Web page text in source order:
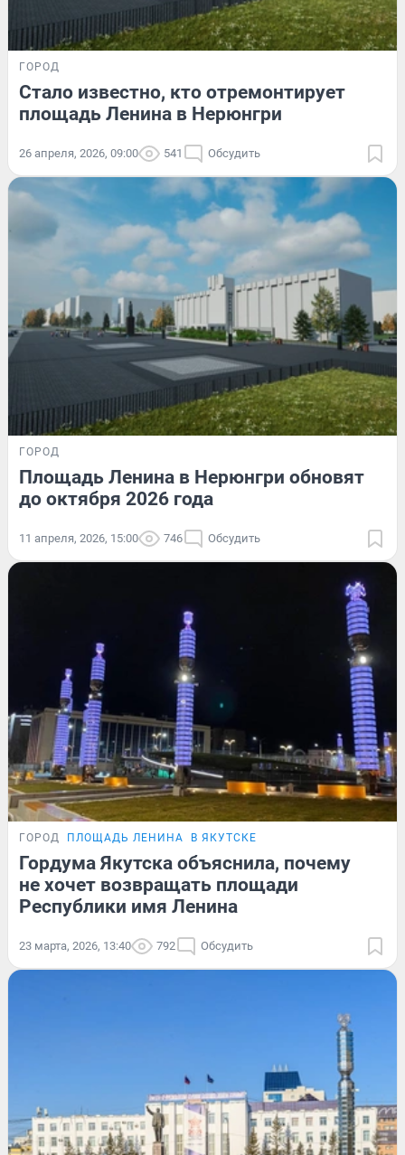
ГОРОД
Стало известно, кто отремонтирует
площадь Ленина в Нерюнгри
26 апреля, 2026, 09:00 541 Обсудить
ГОРОД
Площадь Ленина в Нерюнгри обновят
до октября 2026 года
11 апреля, 2026, 15:00 746 Обсудить
ГОРОД ПЛОЩАДЬ ЛЕНИНА В ЯКУТСКЕ
Гордума Якутска объяснила, почему
не хочет возвращать площади
Республики имя Ленина
23 марта, 2026, 13:40 792 Обсудить